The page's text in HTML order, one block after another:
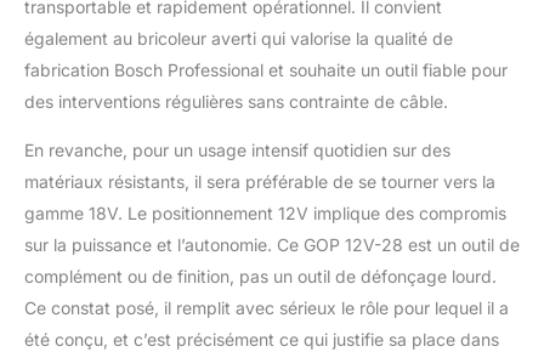
transportable et rapidement opérationnel. Il convient
également au bricoleur averti qui valorise la qualité de
fabrication Bosch Professional et souhaite un outil fiable pour
des interventions régulières sans contrainte de câble.
En revanche, pour un usage intensif quotidien sur des
matériaux résistants, il sera préférable de se tourner vers la
gamme 18V. Le positionnement 12V implique des compromis
sur la puissance et l’autonomie. Ce GOP 12V-28 est un outil de
complément ou de finition, pas un outil de défonçage lourd.
Ce constat posé, il remplit avec sérieux le rôle pour lequel il a
été conçu, et c’est précisément ce qui justifie sa place dans